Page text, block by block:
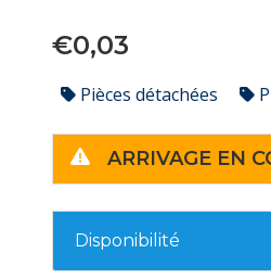
€0,03
Pièces détachées
ARRIVAGE EN
Disponibilité